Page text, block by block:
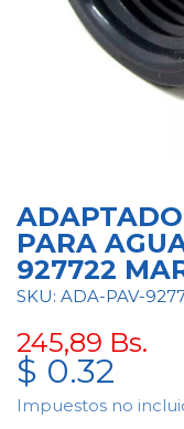
PARA
927722
SKU: ADA-PAV-
245,89 Bs.
$ 0.32
Impuestos no